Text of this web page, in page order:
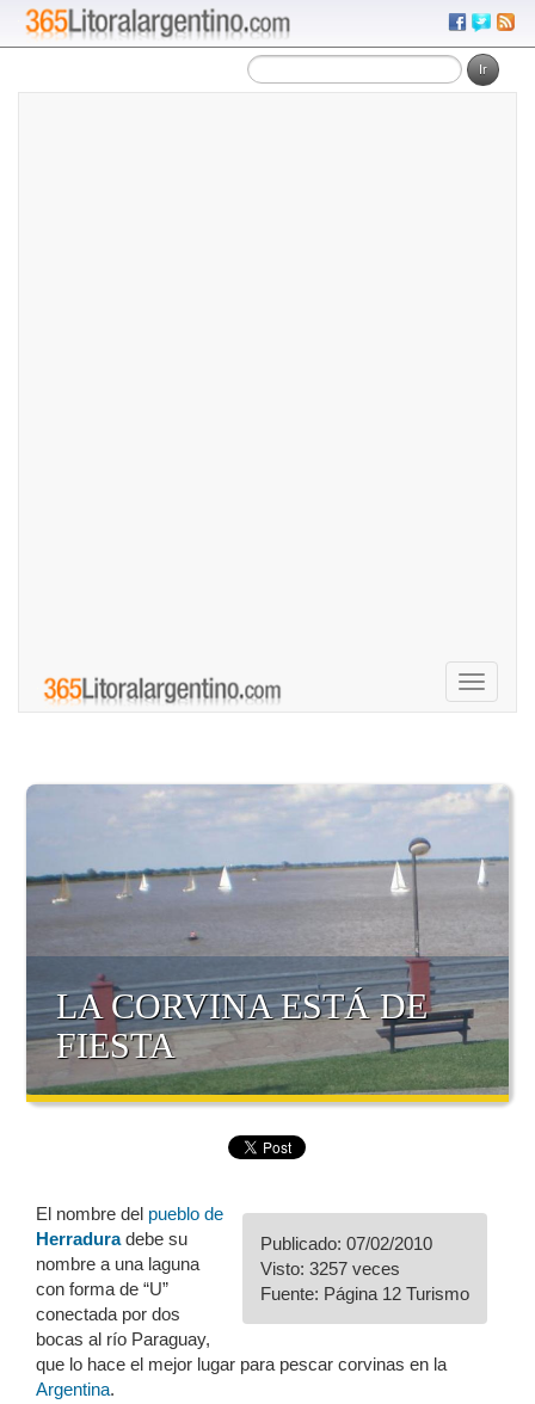
Toggle
LA CORVINA ESTÁ DE
FIESTA
Publicado: 07/02/2010
Visto: 3257 veces
Fuente: Página 12 Turismo
El nombre del pueblo de
Herraduradebe su
nombre a una laguna
con forma de “U”
conectada por dos
bocas al río Paraguay,
que lo hace el mejor lugar para pescar corvinas en la
Argentina.